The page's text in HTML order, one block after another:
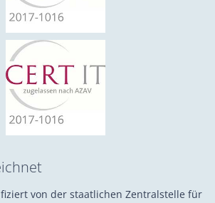
von der staatlichen Zentralstelle für